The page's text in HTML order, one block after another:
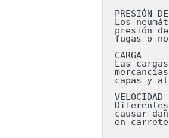
PRESIÓN
Los
presión
fugas o
CARGA
Las
capas y
VELOCIDAD
causar
en